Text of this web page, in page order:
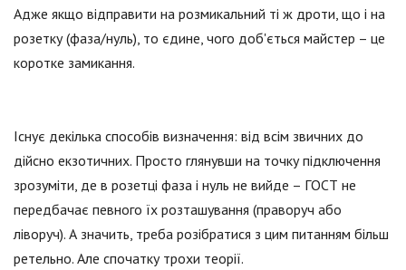
Адже якщо відправити на розмикальний ті ж дроти, що і на
розетку (фаза/нуль), то єдине, чого доб'ється майстер – це
коротке замикання.
Існує декілька способів визначення: від всім звичних до
дійсно екзотичних. Просто глянувши на точку підключення
зрозуміти, де в розетці фаза і нуль не вийде – ГОСТ не
передбачає певного їх розташування (праворуч або
ліворуч). А значить, треба розібратися з цим питанням більш
ретельно. Але спочатку трохи теорії.